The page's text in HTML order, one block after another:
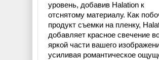
уровень, добавив Halation к
отснятому материалу. Как
продукт съемки на пленку,
добавляет красное свечение
яркой части вашего
усиливая романтическое